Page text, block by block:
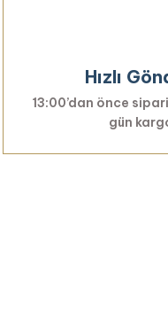
Hızlı
13:00’dan önce
gün